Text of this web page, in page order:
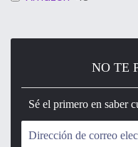
NO TE
Sé el primero en saber